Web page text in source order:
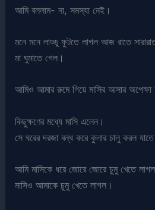
আমি বললাম- না, সমস্যা নেই।
মনে মনে লাড্ডু ফুটতে লাগল আজ রাতে
মা ঘুমাতে গেল।
আমিও আমার রুমে গিয়ে মাসির আসার অপেক্ষা
কিছুক্ষণের মধ্যে মাসি এলেন।
সে ঘরের দরজা বন্ধ করে কুলার চালু করল যাতে
আমি মাসিকে ধরে জোরে জোরে চুমু খেতে
মাসিও আমাকে চুমু খেতে লাগল।